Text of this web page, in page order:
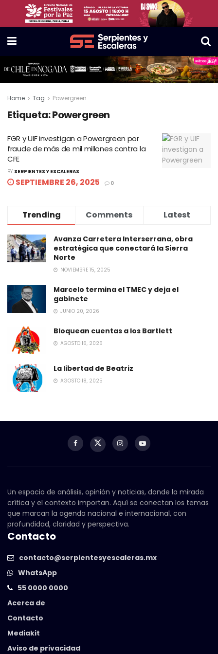
Home Tag Powergreen
Etiqueta:Powergreen
FGR y UIF investigan a Powergreen por
fraude de más de mil millones contra la
CFE
BY SERPIENTES Y ESCALERAS
SEPTIEMBRE 26, 2025 0
Trending Comments Latest
Avanza Carretera Interserrana, obra
estratégica que conectará la Sierra
Norte
NOVIEMBRE 15, 2025
Marcelo termina el TMEC y deja el
gabinete
JUNIO 20, 2026
Bloquean cuentas a los Bartlett
AGOSTO 16, 2025
La libertad de Beatriz
AGOSTO 18, 2025
Un espacio de análisis, opinión y noticias, donde la mirada
crítica y el contexto importan. Aquí se conectan los temas
que marcan la agenda nacional e internacional, con
profundidad, claridad y perspectiva.
Contacto
contacto@serpientesyescaleras.mx
WhatsApp
55 0000 0000
Acerca de
Contacto
Mediakit
Aviso de privacidad